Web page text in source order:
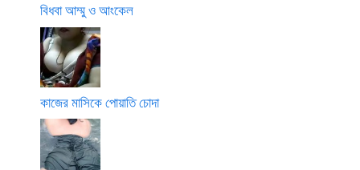
বিধবা আম্মু ও আংকেল
কাজের মাসিকে পোয়াতি চোদা